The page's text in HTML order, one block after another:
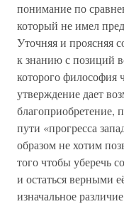
понимание по
который не имел
Уточняя и проясняя
к знанию с позиций
которого философия
утверждение дает
благоприобретение,
пути «прогресса
образом не хотим
того чтобы уберечь
и остаться верными
изначальное